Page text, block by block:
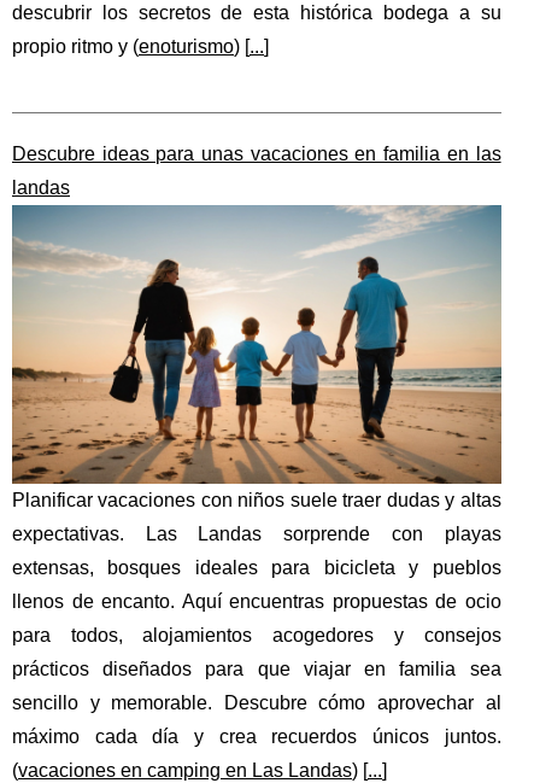
descubrir los secretos de esta histórica bodega a su
propio ritmo y (enoturismo) [...]
Descubre ideas para unas vacaciones en familia en las
landas
Planificar vacaciones con niños suele traer dudas y altas
expectativas. Las Landas sorprende con playas
extensas, bosques ideales para bicicleta y pueblos
llenos de encanto. Aquí encuentras propuestas de ocio
para todos, alojamientos acogedores y consejos
prácticos diseñados para que viajar en familia sea
sencillo y memorable. Descubre cómo aprovechar al
máximo cada día y crea recuerdos únicos juntos.
(vacaciones en camping en Las Landas) [...]